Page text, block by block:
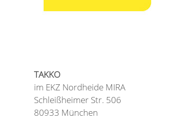
TAKKO
im EKZ Nordheide MIRA
Schleißheimer Str. 506
80933 München